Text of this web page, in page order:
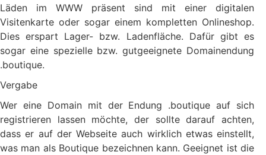
Läden im WWW präsent sind mit einer digitalen
Visitenkarte oder sogar einem kompletten Onlineshop.
Dies erspart Lager- bzw. Ladenfläche. Dafür gibt es
sogar eine spezielle bzw. gutgeeignete Domainendung
.boutique.
Vergabe
Wer eine Domain mit der Endung .boutique auf sich
registrieren lassen möchte, der sollte darauf achten,
dass er auf der Webseite auch wirklich etwas einstellt,
was man als Boutique bezeichnen kann. Geeignet ist die